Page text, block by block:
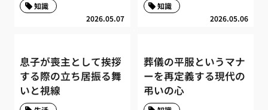
2026.05.07
知識
2026.05.06
知識
息子が喪主として挨拶
する際の立ち居振る舞
いと視線
葬儀の平服というマナ
ーを再定義する現代の
弔いの心